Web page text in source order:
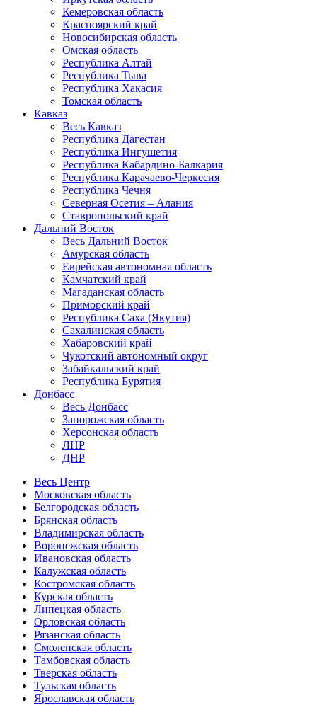
Кемеровская область
Красноярский край
Новосибирская область
Омская область
Республика Алтай
Республика Тыва
Республика Хакасия
Томская область
Кавказ
Весь Кавказ
Республика Дагестан
Республика Ингушетия
Республика Кабардино-Балкария
Республика Карачаево-Черкесия
Республика Чечня
Северная Осетия – Алания
Ставропольский край
Дальний Восток
Весь Дальний Восток
Амурская область
Еврейская автономная область
Камчатский край
Магаданская область
Приморский край
Республика Саха (Якутия)
Сахалинская область
Хабаровский край
Чукотский автономный округ
Забайкальский край
Республика Бурятия
Донбасс
Весь Донбасс
Запорожская область
Херсонская область
ЛНР
ДНР
Весь Центр
Московская область
Белгородская область
Брянская область
Владимирская область
Воронежская область
Ивановская область
Калужская область
Костромская область
Курская область
Липецкая область
Орловская область
Рязанская область
Смоленская область
Тамбовская область
Тверская область
Тульская область
Ярославская область